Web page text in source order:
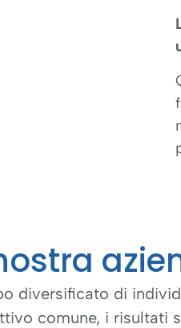
diversificato di
comune, i risultati